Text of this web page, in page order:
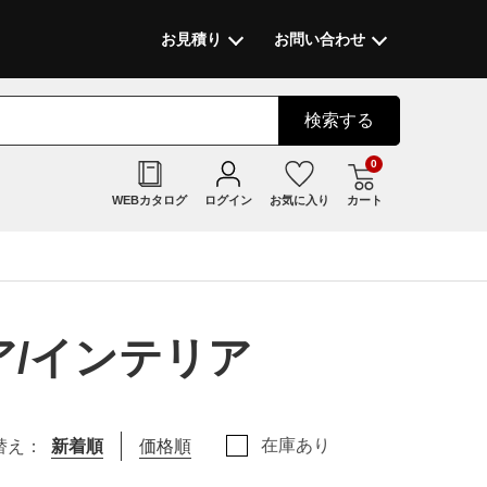
お見積り お問い合わせ
検索する
WEBカタログ ログイン お気に入り カート
0
/インテリア
： 新着順 価格順 在庫あり